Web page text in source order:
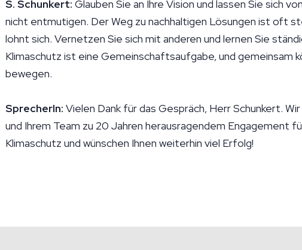
S. Schunkert: Glauben Sie an Ihre Vision und lassen Sie sich
nicht entmutigen. Der Weg zu nachhaltigen Lösungen ist oft
lohnt sich. Vernetzen Sie sich mit anderen und lernen Sie
Klimaschutz ist eine Gemeinschaftsaufgabe, und gemeinsam
bewegen.
SprecherIn: Vielen Dank für das Gespräch, Herr Schunkert.
und Ihrem Team zu 20 Jahren herausragendem Engagement
Klimaschutz und wünschen Ihnen weiterhin viel Erfolg!